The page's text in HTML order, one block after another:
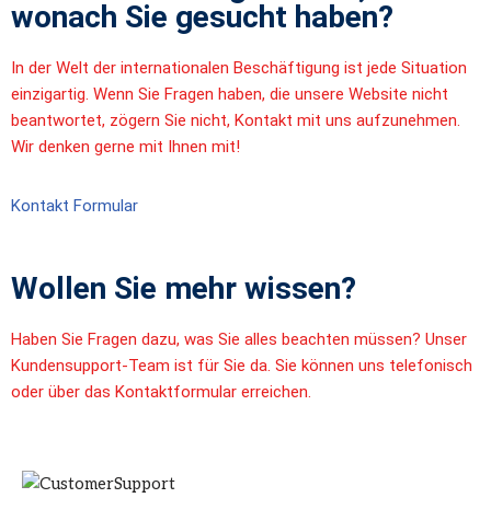
Wollen Sie mehr wissen?
Haben Sie Fragen dazu, was Sie alles beachten müssen? Unser
Kundensupport-Team ist für Sie da. Sie können uns telefonisch
oder über das Kontaktformular erreichen.
wonach Sie gesucht haben?
In der Welt der internationalen Beschäftigung ist jede Situation
einzigartig. Wenn Sie Fragen haben, die unsere Website nicht
beantwortet, zögern Sie nicht, Kontakt mit uns aufzunehmen.
Wir denken gerne mit Ihnen mit!
Kontakt Formular